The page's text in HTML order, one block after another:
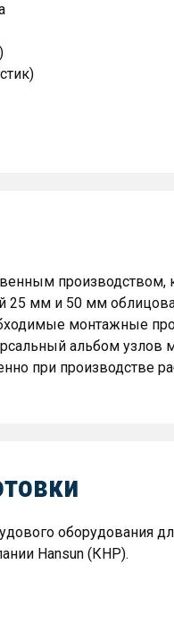
производством,
25 мм и 50 мм
монтажные
альбом
при производстве
оборудования
Hansun (КНР).